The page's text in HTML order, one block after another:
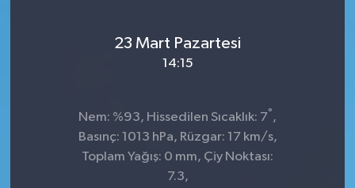
23 Mart Pazartesi
14:15
Nem: %93, Hissedilen Sıcaklık: 7° ,
Basınç: 1013 hPa, Rüzgar: 17 km/s,
Toplam Yağış: 0 mm, Çiy Noktası:
7.3,